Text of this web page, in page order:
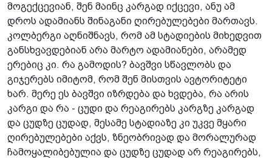
მოგექცევიან, შენ მაინც კარგად იქცევი, ანუ ამ
დროს ადამიანს შინაგანი ღირებულებები მართავს.
კოლბერგი აღნიშნავს, რომ ამ სტადიების მიხედვით
განსხვავდებიან არა მარტო ადამიანები, არამედ
ერებიც კი. რა გამოდის? ბავშვი სწავლობს და
გიჯერებს იმიტომ, რომ შენ მისთვის ავტორიტეტი
ხარ. მერე ეს ბავშვი იზრდება და ხვდება, რა არის
კარგი და რა - ცუდი და რეაგირებს კარგზე კარგად
და ცუდზე ცუდად, მესამე სტადიაზე კი უკვე მყარი
ღირებულებები აქვს, ზნეობრივად და მორალურად
ჩამოყალიბებულია და ცუდზე ცუდად არ რეაგირებს,